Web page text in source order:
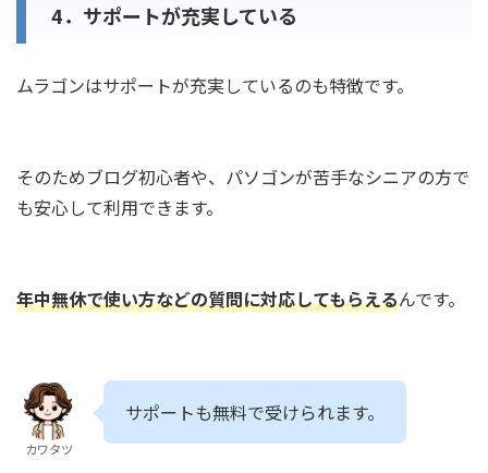
4．サポートが充実している
ムラゴンはサポートが充実しているのも特徴です。
そのためブログ初心者や、パソゴンが苦手なシニアの方で
も安心して利用できます。
年中無休で使い方などの質問に対応してもらえるんです。
カワタツ
サポートも無料で受けられます。